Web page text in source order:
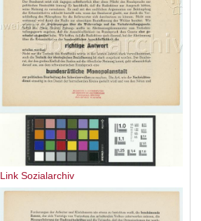
Link Sozialarchiv